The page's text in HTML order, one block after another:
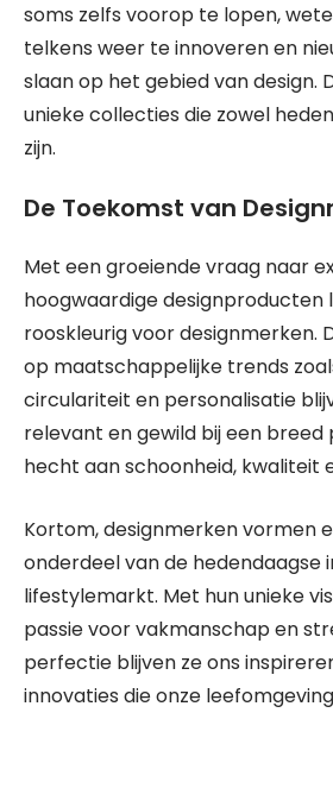
soms zelfs voorop te lopen,
telkens weer te innoveren en
slaan op het gebied van design.
unieke collecties die zowel
zijn.
De Toekomst van
Met een groeiende vraag naar
hoogwaardige designproducten
rooskleurig voor designmerken.
op maatschappelijke trends
circulariteit en personalisatie
relevant en gewild bij een
hecht aan schoonheid, kwaliteit
Kortom, designmerken vormen
onderdeel van de hedendaagse
lifestylemarkt. Met hun unieke
passie voor vakmanschap en
perfectie blijven ze ons
innovaties die onze